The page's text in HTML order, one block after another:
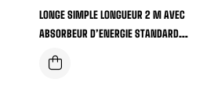
LONGE SIMPLE LONGUEUR 2 M AVEC
ABSORBEUR D’ENERGIE STANDARD
CERTIFIE CE EN355